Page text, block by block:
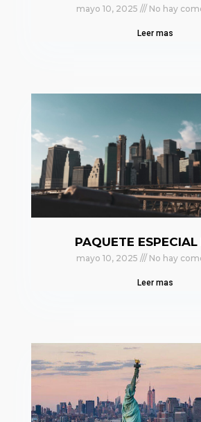
mayo 10, 2025 No hay
Leer mas
PAQUETE ESPECIAL
mayo 10, 2025 No hay
Leer mas